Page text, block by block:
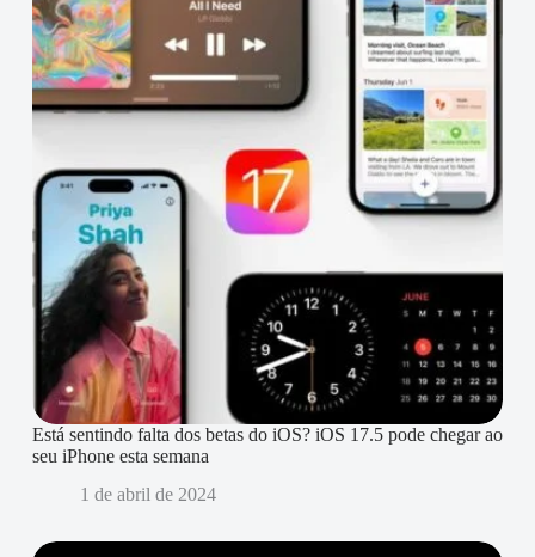
Está sentindo falta dos betas do iOS? iOS 17.5 pode chegar ao
seu iPhone esta semana
1 de abril de 2024